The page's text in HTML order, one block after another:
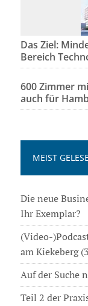
Das Ziel:
Bereich
600 Zimmer
auch für
MEIST
Die neue
Ihr Exemplar?
(Video-
am Kiekeberg
Auf der Suche
Teil 2 der